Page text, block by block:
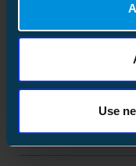
Use
24 kV 3x1x400-630
24kV 3x1x630-